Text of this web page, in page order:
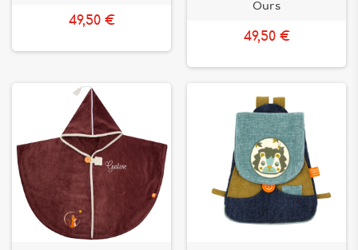
49,50 €
Ours
49,50 €